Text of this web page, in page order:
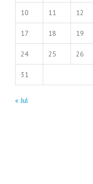
10 11 12
17 18 19
24 25 26
31
« Jul